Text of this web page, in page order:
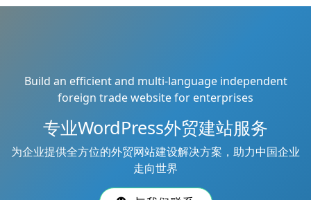
Build an efficient and multi-language independent
foreign trade website for enterprises
专业WordPress外贸建站服务
为企业提供全方位的外贸网站建设解决方案，助力中国企业
走向世界